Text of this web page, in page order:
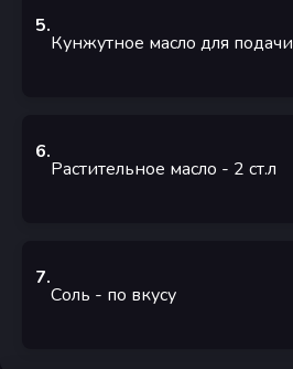
5.
Кунжутное масло для подачи
6.
Растительное масло - 2 ст.л
7.
Соль - по вкусу